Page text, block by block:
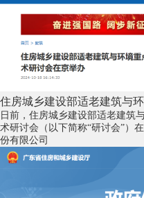
住房城乡建设部适老建筑与
日前，住房城乡建设部适老建筑
术研讨会（以下简称“研讨会”）
份有限公司